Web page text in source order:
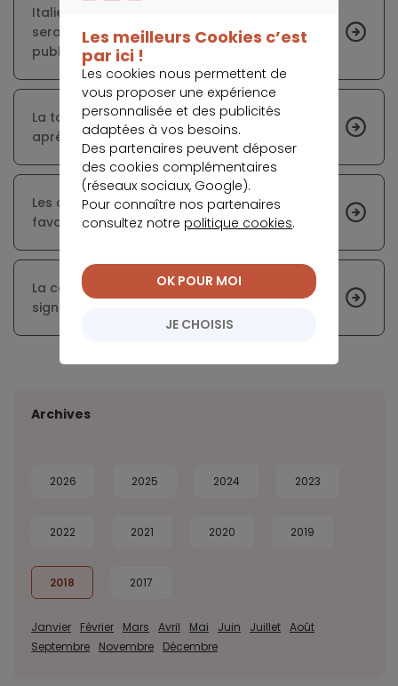
Italie : la vente des biens immobiliers de l’État
serait un moyen de réduire les dettes
publiques
La taxe foncière continue d’augmenter année
après année
Les conditions d’emprunt sont toujours
favorables pour le moment
La commission d’agence est due dès la
signature du compromis de vente
Archives
2026 2025 2024 2023
2022 2021 2020 2019
2018 2017
Janvier Février Mars Avril Mai Juin Juillet Août
Septembre
Novembre Décembre
Les meilleurs Cookies c’est
par ici !
Les cookies nous permettent de
vous proposer une expérience
personnalisée et des publicités
adaptées à vos besoins.
Des partenaires peuvent déposer
des cookies complémentaires
(réseaux sociaux, Google).
Pour connaître nos partenaires
consultez notre politique cookies.
JE CHOISIS
OK POUR MOI